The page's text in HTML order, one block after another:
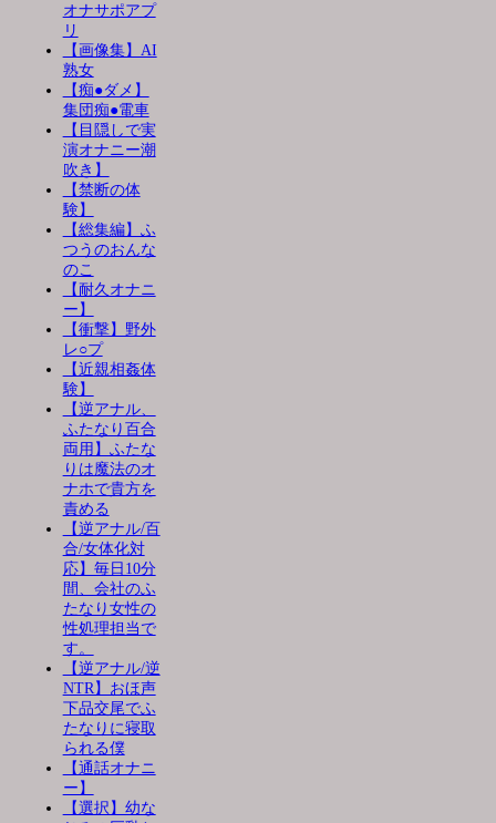
オナサポアプ
リ
【画像集】AI
熟女
【痴●ダメ】
集団痴●電車
【目隠しで実
演オナニー潮
吹き】
【禁断の体
験】
【総集編】ふ
つうのおんな
のこ
【耐久オナニ
ー】
【衝撃】野外
レ○プ
【近親相姦体
験】
【逆アナル、
ふたなり百合
両用】ふたな
りは魔法のオ
ナホで貴方を
責める
【逆アナル/百
合/女体化対
応】毎日10分
間、会社のふ
たなり女性の
性処理担当で
す。
【逆アナル/逆
NTR】おほ声
下品交尾でふ
たなりに寝取
られる僕
【通話オナニ
ー】
【選択】幼な